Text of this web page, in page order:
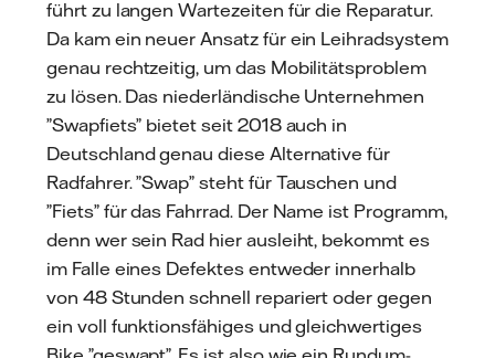
führt zu langen Wartezeiten für die Reparatur.
Da kam ein neuer Ansatz für ein Leihradsystem
genau rechtzeitig, um das Mobilitätsproblem
zu lösen. Das niederländische Unternehmen
”Swapfiets” bietet seit 2018 auch in
Deutschland genau diese Alternative für
Radfahrer. ”Swap” steht für Tauschen und
”Fiets” für das Fahrrad. Der Name ist Programm,
denn wer sein Rad hier ausleiht, bekommt es
im Falle eines Defektes entweder innerhalb
von 48 Stunden schnell repariert oder gegen
ein voll funktionsfähiges und gleichwertiges